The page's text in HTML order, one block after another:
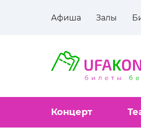
Афиша Залы
Концерт